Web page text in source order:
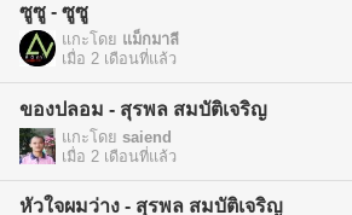
ซูซู - ซูซู
แกะโดย แม็กมาลี
เมื่อ 2 เดือนที่แล้ว
ของปลอม - สุรพล สมบัติเจริญ
แกะโดย saiend
เมื่อ 2 เดือนที่แล้ว
หัวใจผมว่าง - สุรพล สมบัติเจริญ